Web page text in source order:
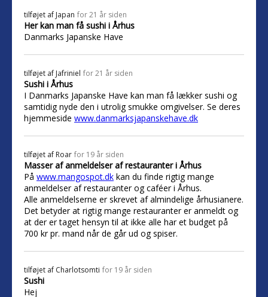
tilføjet af Japan for 21 år siden
Her kan man få sushi i Århus
Danmarks Japanske Have
tilføjet af Jafriniel for 21 år siden
Sushi i Århus
I Danmarks Japanske Have kan man få lækker sushi og
samtidig nyde den i utrolig smukke omgivelser. Se deres
hjemmeside www.danmarksjapanskehave.dk
tilføjet af Roar for 19 år siden
Masser af anmeldelser af restauranter i Århus
På www.mangospot.dk kan du finde rigtig mange
anmeldelser af restauranter og caféer i Århus.
Alle anmeldelserne er skrevet af almindelige århusianere.
Det betyder at rigtig mange restauranter er anmeldt og
at der er taget hensyn til at ikke alle har et budget på
700 kr pr. mand når de går ud og spiser.
tilføjet af Charlotsomti for 19 år siden
Sushi
Hej